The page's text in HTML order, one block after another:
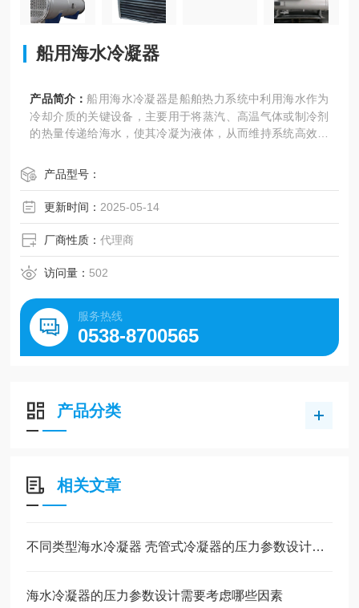
船用海水冷凝器
产品简介：船用海水冷凝器是船舶热力系统中利用海水作为
冷却介质的关键设备，主要用于将蒸汽、高温气体或制冷剂
的热量传递给海水，使其冷凝为液体，从而维持系统高效运
维需特别考虑材料耐蚀性、抗生物附着能力及维护便捷性。
产品型号：
更新时间： 2025-05-14
厂商性质：代理商
访问量： 502
服务热线
0538-8700565
产品分类
相关文章
不同类型海水冷凝器 壳管式冷凝器的压力参数设计要点
海水冷凝器的压力参数设计需要考虑哪些因素